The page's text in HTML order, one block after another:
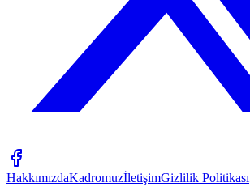
HakkımızdaKadromuzİletişimGizlilik Politikası